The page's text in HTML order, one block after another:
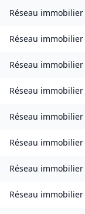
Réseau immobilier
Réseau immobilier
Réseau immobilier
Réseau immobilier
Réseau immobilier
Réseau immobilier
Réseau immobilier
Réseau immobilier